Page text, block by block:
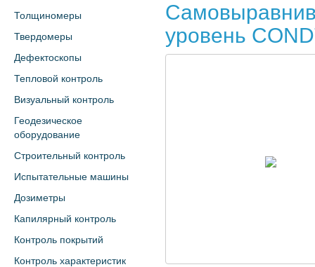
Толщиномеры
Твердомеры
Дефектоскопы
Тепловой контроль
Визуальный контроль
Геодезическое
оборудование
Строительный контроль
Испытательные машины
Дозиметры
Капилярный контроль
Контроль покрытий
Контроль характеристик
уровень